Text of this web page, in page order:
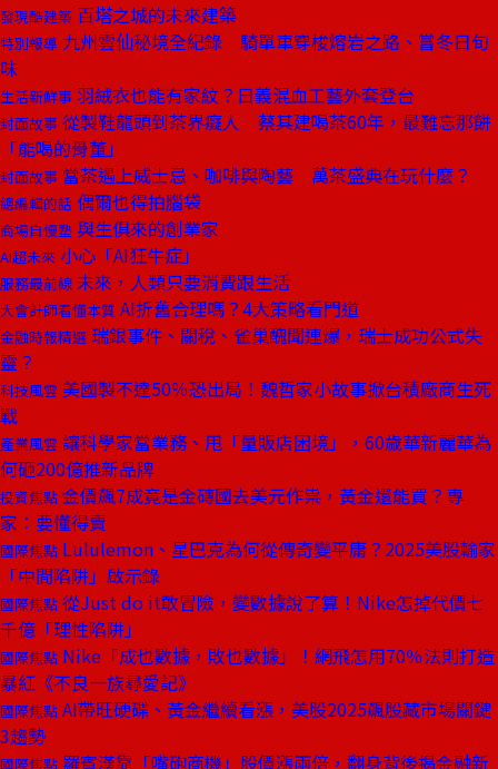
發現酷建築 百塔之城的未來建築
特別報導 九州雲仙秘境全紀錄 騎單車穿梭熔岩之路、嘗冬日旬
味
生活新鮮事 羽絨衣也能有家紋？日義混血工藝外套登台
封面故事 從製鞋龍頭到茶界癡人 蔡其建喝茶60年，最難忘那餅
「能喝的骨董」
封面故事 當茶遇上威士忌、咖啡與陶藝 萬茶盛典在玩什麼？
總編輯的話 偶爾也得拍腦袋
商場自慢塾 與生俱來的創業家
AI超未來 小心「AI狂牛症」
服務最前線 未來，人類只要消費跟生活
大會計師看懂本質 AI折舊合理嗎？4大策略看門道
金融時報精選 瑞銀事件、關稅、雀巢醜聞連爆，瑞士成功公式失
靈？
科技風雲 美國製不達50％恐出局！魏哲家小故事掀台積廠商生死
戰
產業風雲 讓科學家當業務、甩「量販店困境」，60歲華新麗華為
何砸200億推新品牌
投資焦點 金價飆7成竟是金磚國去美元作祟，黃金還能買？專
家：要懂得賣
國際焦點 Lululemon、星巴克為何從傳奇變平庸？2025美股輸家
「中間陷阱」啟示錄
國際焦點 從Just do it敢冒險，變數據說了算！Nike怎掉代價七
千億「理性陷阱」
國際焦點 Nike「成也數據，敗也數據」！網飛怎用70％法則打造
暴紅《不良一族尋愛記》
國際焦點 AI帶旺硬碟、黃金繼續看漲，美股2025飆股藏市場關鍵
3趨勢
國際焦點 羅賓漢靠「嘴砲商機」股價漲兩倍，翻身背後揭金融新